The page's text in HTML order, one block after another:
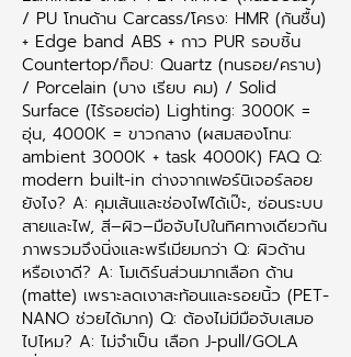
/ PU โทนด้าน Carcass/โครง: HMR (กันชื้น)
+ Edge band ABS + กาว PUR รอบชิ้น
Countertop/ท็อป: Quartz (ทนรอย/คราบ)
/ Porcelain (บาง เรียบ คม) / Solid
Surface (ไร้รอยต่อ) Lighting: 3000K =
อุ่น, 4000K = ขาวกลาง (ผสมสองโทน:
ambient 3000K + task 4000K) FAQ Q:
modern built-in ต่างจากเฟอร์นิเจอร์ลอย
ยังไง? A: คุมเส้นและช่องไฟได้เป๊ะ, ซ่อนระบบ
สายและไฟ, สี–ผิว–มือจับไปในทิศทางเดียวกัน
ภาพรวมจึงนิ่งและพรีเมียมกว่า Q: ผิวด้าน
หรือเงาดี? A: โมเดิร์นส่วนมากเลือก ด้าน
(matte) เพราะลดเงาสะท้อนและรอยนิ้ว (PET-
NANO ช่วยได้มาก) Q: ต้องไม่มีมือจับเสมอ
ไปไหม? A: ไม่จำเป็น เลือก J-pull/GOLA